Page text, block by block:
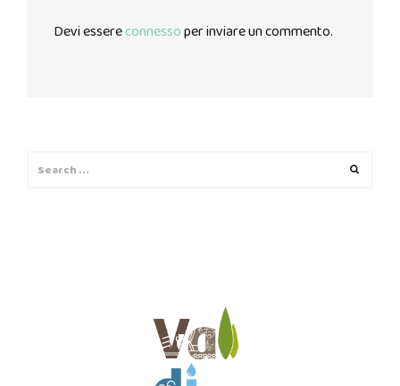
Devi essereconnessoper inviare un commento.
for: